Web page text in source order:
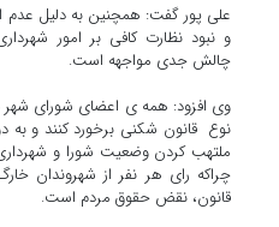
علی پور گفت: همچنین به دلیل عدم
و نبود نظارت کافی بر امور
چالش جدی مواجهه است.
وی افزود: همه ی اعضای شورای
نوع قانون شکنی برخورد کنند و
ملتهب کردن وضعیت شورا و
چراکه رای هر نفر از شهروندان
قانون، نقض حقوق مردم است.